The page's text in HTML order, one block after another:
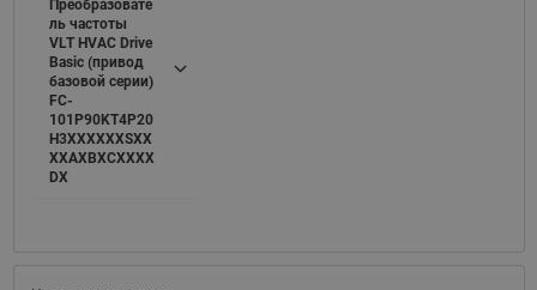
Преобразовате
ль частоты
VLT HVAC Drive
Basic (привод
базовой серии)
FC-
101P90KT4P20
H3XXXXXXSXX
XXAXBXCXXXX
DX